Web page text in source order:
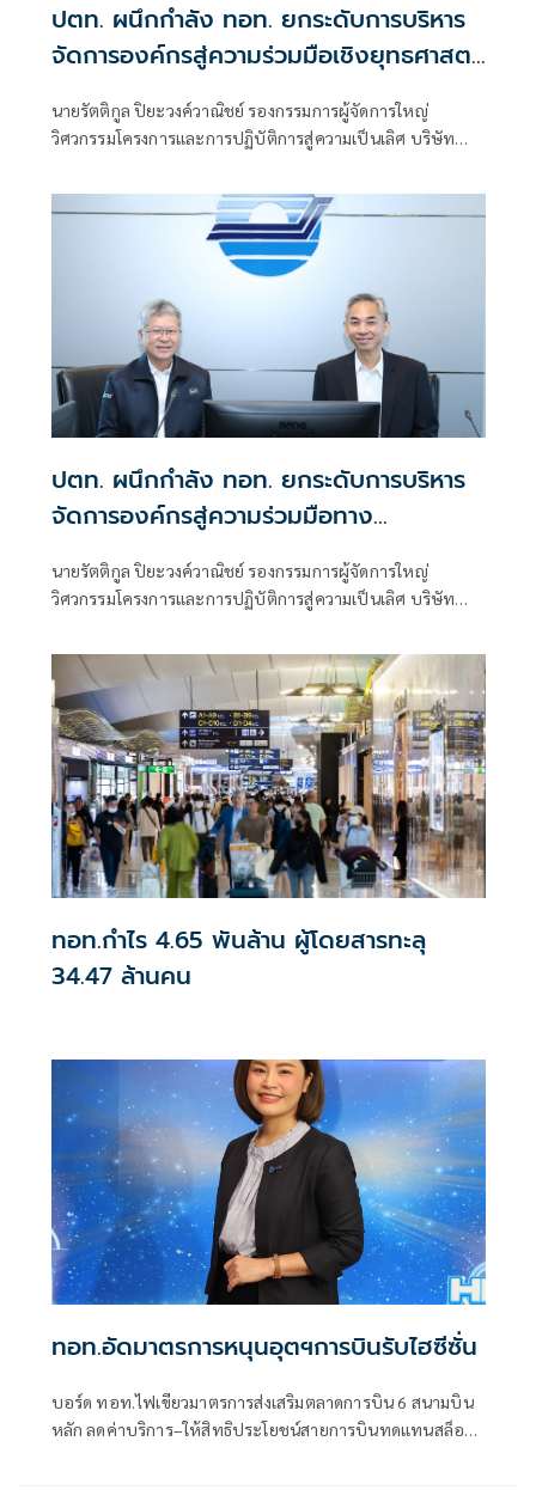
ปตท. ผนึกกำลัง ทอท. ยกระดับการบริหาร
จัดการองค์กรสู่ความร่วมมือเชิงยุทธศาสตร์
นายรัตติกูล ปิยะวงค์วาณิชย์ รองกรรมการผู้จัดการใหญ่
วิศวกรรมโครงการและการปฏิบัติการสู่ความเป็นเลิศ บริษัท
กับ นายศิโรตม์ ดวงรัตน์ รองกรรมการผู้อำนวยการใหญ่ สายงาน
พัฒนาธุรกิจและการตลาด บริษัท ท่าอากาศยานไทย จำกัด
(มหาชน) (ทอท.) เพื่อเดินหน้าสานต่อความสำเร็จภายใต้
“โครงการคู่ความร่วมมือของรัฐวิสาหกิจ” ตามนโยบายของ
สำนักงานคณะกรรมการนโยบายรัฐวิสาหกิจ (สคร.)
ปตท. ผนึกกำลัง ทอท. ยกระดับการบริหาร
จัดการองค์กรสู่ความร่วมมือทาง
นายรัตติกูล ปิยะวงค์วาณิชย์ รองกรรมการผู้จัดการใหญ่
วิศวกรรมโครงการและการปฏิบัติการสู่ความเป็นเลิศ บริษัท
กับ นายศิโรตม์ ดวงรัตน์ รองกรรมการผู้อำนวยการใหญ่ สายงาน
พัฒนาธุรกิจและการตลาด บริษัท ท่าอากาศยานไทย จำกัด
(มหาชน) (ทอท.) เพื่อเดินหน้าสานต่อความสำเร็จภายใต้
“โครงการคู่ความร่วมมือของรัฐวิสาหกิจ” ตามนโยบายของ
สำนักงานคณะกรรมการนโยบายรัฐวิสาหกิจ (สคร.)
ทอท.กำไร 4.65 พันล้าน ผู้โดยสารทะลุ
34.47 ล้านคน
ทอท.อัดมาตรการหนุนอุตฯการบินรับไฮซีซั่น
บอร์ด ทอท.ไฟเขียวมาตรการส่งเสริมตลาดการบิน 6 สนามบิน
หลัก ลดค่าบริการ–ให้สิทธิประโยชน์สายการบินทดแทนสล็อต